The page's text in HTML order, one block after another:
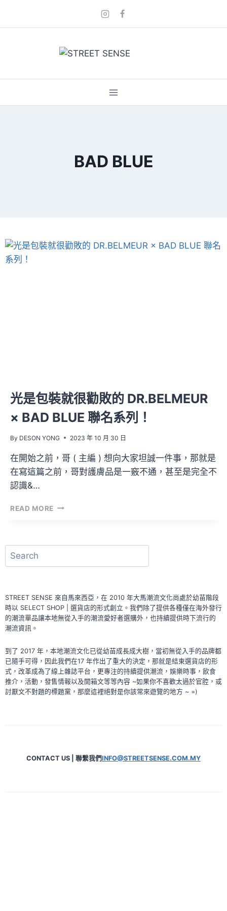
BAD BLUE
光是包裝就很勸敗的 DR.BELMEUR
× BAD BLUE 聯名系列！
By DESON YONG 2023 年 10 月 30 日
在開始之前，哥 ( 主編 ) 想向大家坦誠一件事，那就是
在寫這篇之前，哥對護膚品是一竅不通，甚至是完全不
認識&…
READ MORE 光
就
勸
DR.BELMEUR
×
BAD
名
系
列！
搜
尋
STREET SENSE 來自馬來西亞，在 2010 年大馬潮流文化尚處於幼苗階段
時以 SELECT SHOP | 選貨店的形式創立。我們除了提供各種僅在海外發行
的潮流單品讓本地無從入手的潮流愛好者選購外，也持續提供時下流行的
潮流資訊。
到了 2017 年，本地潮流文化已從幼苗成長成大樹，當初無從入手的品牌都
已隨手可得，因此我們在17 年作出了重大的決定，那就是結束選貨店的形
式，改革成為了線上雜誌平台，更專注的持續提供潮流，娛樂時事，飲食
推介，活動，發售情報以及開箱文等等內容 ~如果你不喜歡太過於官腔，或
討厭文不對題的標題黨，那麼這裡絕對是你該常來遊覽的地方 ~ =)
CONTACT US | 聯繫我們INFO@STREETSENSE.COM.MY